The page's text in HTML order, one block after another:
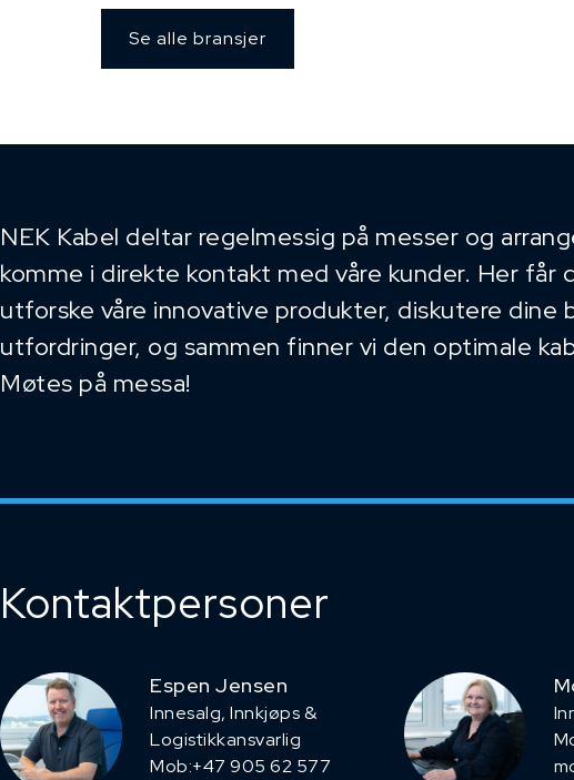
Se alle bransjer
NEK Kabel deltar regelmessig på messer og
komme i direkte kontakt med våre kunder. Her får
utforske våre innovative produkter, diskutere dine
utfordringer, og sammen finner vi den optimale
Møtes på messa!
Kontaktpersoner
Espen Jensen
Innesalg, ​Innkjøps &
Logistikkansvarlig
Mob:+47 905 62 577